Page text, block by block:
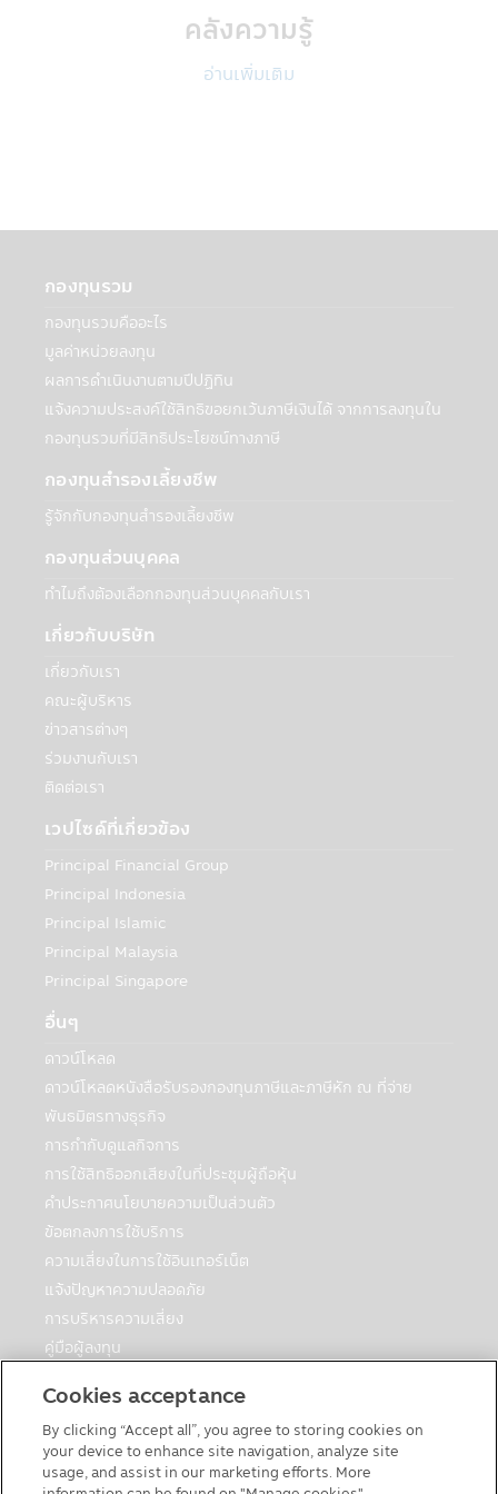
เช่นนั้นเพื่อให้สอดคล้องกับกฎหมายดังกล่าว
หรือในกรณีที่บริษัทฯเชื่อโดยดุลยพินิจว่าการ
เปิดเผยข้อมูลส่วนบุคคลมีความจำเป็นหรือ
บริการ
• เพื่อช่วยประเมินและจัดการความเสี่ยง
ตลอดจนป้องกันการฉ้อโกงต่อบริษัทจัดการ
และการฉ้อโกงที่เกี่ยวข้องกับเว็บไซต์หรือการใช้
บริการของบริษัทจัดการ
• ให้หน่วยงาน/ธนาคาร/สถาบันการเงิน เพื่อ
รายงานเครดิตและการเรียกเก็บเงิน
ด้วยความยินยอมของท่าน:
บริษัทฯจะเปิดเผยข้อมูลส่วนบุคคลของท่านและ
ข้อมูลอื่นๆ ด้วยความยินยอมของท่าน ทั้งนี้
บุคคลที่เกี่ยวข้องที่ให้บริการดังกล่าวและได้รับ
การเปิดเผยข้อมูลจากบริษัทฯ ต้องยินยอมและ
ปฏิบัติตามเงื่อนไขการเปิดเผยข้อมูลส่วนบุคคล
ตามกฎหมายความเป็นส่วนตัว
ทางเลือกที่จะไม่ทำรายการผ่านอินเตอร์เน็ตและ
แอปพลิเคชัน
ถ้าลูกค้ามีความประสงค์ที่จะไม่ทำรายการผ่าน
อินเตอร์เน็ตและแอปพลิเคชัน, ท่านอาจเลือกที่
จะใช้โทรศัพท์หรือเขียนจดหมายหรือติดต่อ
บริษัทฯ เพื่อที่จะขอข้อมูลเกี่ยวกับการลงทุนใน
กองทุนของบริษัท ท่านอาจกรอกแบบฟอร์มเปิด
บัญชีและยื่นเอกสารตัวจริงที่สำนักงานของบริ
ษัทฯ และตัวแทนสนับสนุนการจำหน่วยของบริ
ษัทฯ ได้
Cookies
Cookies คือ แฟ้มข้อมูลขนาดเล็กที่บรรจุข้อมูล
Cookies ในแอปพลิเคชันของบริษัทฯ เพื่อให้
มั่นใจได้ว่า ข้อมูลที่ท่านทำรายการกับบริษัทฯผ่าน
ระบบอินเตอร์เน็ตและแอปพลิเคชันมีความถูก
ต้อง ทันที่ที่ท่านออกจากระบบความปลอดภัย
ของอินเตอร์เน็ตและแอปพลิเคชันของบริษัทฯ
cookies ดังกล่าวจะถูกทำลาย ข้อมูลดังกล่าวจะ
ไม่ถูกนำไปเผยแพร่
การเข้าถึงข้อมูลส่วนตัวของท่าน
ท่านสามารถเขียน e-mail เพื่อติดต่อกับบริษัทฯ
หรือโทรศัพท์มาที่ (662) 686 9595 ระหว่าง
08.30 น. – 17.00 น. ทุกวันทำการ เมื่อท่าน
ต้องการตรวจสอบข้อมูลของท่าน บริษัทฯ อาจ
จะติดต่อถึงท่านเพื่อจัดเตรียมข้อมูลเพิ่มเติม
เช่น ข้อมูลตลาดการเงิน, ข้อมูลตลาดกองทุน,
ดังกล่าว โปรดติดต่อบริษัทฯ เช่นกัน
แบบประเมินระดับความเสี่ยงของผู้ลงทุน
คลังความรู้
อ่านเพิ่มเติม
กองทุนรวม
กองทุนรวมคืออะไร
มูลค่าหน่วยลงทุน
ผลการดำเนินงานตามปีปฏิทิน
แจ้งความประสงค์ใช้สิทธิขอยกเว้นภาษีเงินได้ จากการลงทุนใน
กองทุนรวมที่มีสิทธิประโยชน์ทางภาษี
กองทุนสำรองเลี้ยงชีพ
รู้จักกับกองทุนสำรองเลี้ยงชีพ
กองทุนส่วนบุคคล
ทำไมถึงต้องเลือกกองทุนส่วนบุคคลกับเรา
เกี่ยวกับบริษัท
เกี่ยวกับเรา
คณะผู้บริหาร
ข่าวสารต่างๆ
ร่วมงานกับเรา
ติดต่อเรา
เวปไซด์ที่เกี่ยวข้อง
Principal Financial Group
Principal Indonesia
Principal Islamic
Principal Malaysia
Principal Singapore
อื่นๆ
ดาวน์โหลด
ดาวน์โหลดหนังสือรับรองกองทุนภาษีและภาษีหัก ณ ที่จ่าย
พันธมิตรทางธุรกิจ
การกำกับดูแลกิจการ
การใช้สิทธิออกเสียงในที่ประชุมผู้ถือหุ้น
คำประกาศนโยบายความเป็นส่วนตัว
ข้อตกลงการใช้บริการ
ความเสี่ยงในการใช้อินเทอร์เน็ต
แจ้งปัญหาความปลอดภัย
การบริหารความเสี่ยง
คู่มือผู้ลงทุน
คู่มือการลงทุนในกองทุนที่มีสิทธิประโยชน์ทางภาษี
แบบฟอร์มต่างๆ
นโยบายเกี่ยวกับคุกกี้
Cookies acceptance
By clicking “Accept all”, you agree to storing cookies on
your device to enhance site navigation, analyze site
usage, and assist in our marketing efforts. More